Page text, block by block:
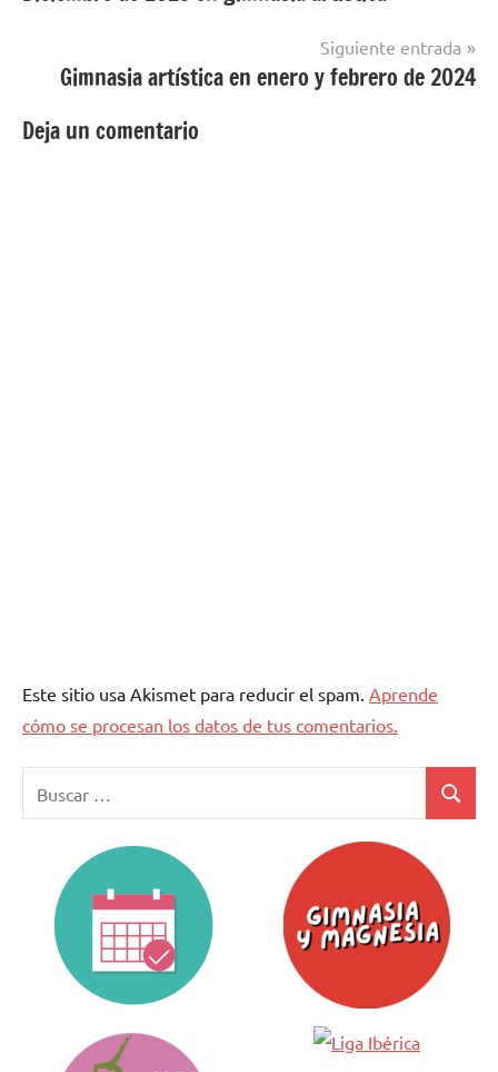
Siguiente entrada
Gimnasia artística en enero y febrero de 2024
Deja un comentario
Este sitio usa Akismet para reducir el spam. Aprende
cómo se procesan los datos de tus comentarios.
Buscar